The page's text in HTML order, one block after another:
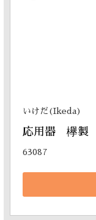
いけだ(Ikeda)
応用器　欅製
63087